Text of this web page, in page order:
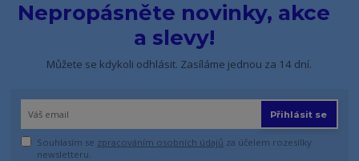
Nepropásněte novinky, akce
a slevy!
Můžete se kdykoli odhlásit. Zasíláme jednou za 14 dní.
Přihlásit se
Souhlasím se zpracováním osobních údajů za účelem rozesílky
newsletteru.